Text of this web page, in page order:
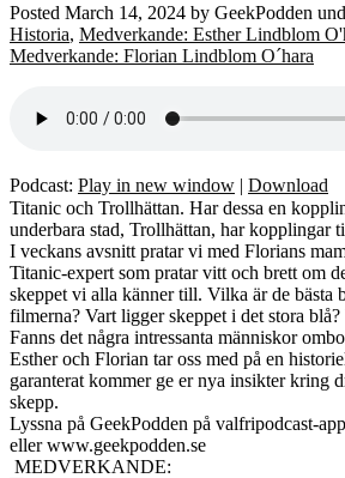
Posted March 14, 2024 by GeekPodden
Historia, Medverkande: Esther Lindblom
Medverkande: Florian Lindblom O´hara
Podcast: Play in new window | Download
Titanic och Trollhättan. Har dessa en
underbara stad, Trollhättan, har kopplingar
I veckans avsnitt pratar vi med Florians
Titanic-expert som pratar vitt och brett om
skeppet vi alla känner till. Vilka är de bästa
filmerna? Vart ligger skeppet i det stora blå?
Fanns det några intressanta människor
Esther och Florian tar oss med på en
garanterat kommer ge er nya insikter kring
skepp.
Lyssna på GeekPodden på valfripodcast-
eller www.geekpodden.se
MEDVERKANDE: